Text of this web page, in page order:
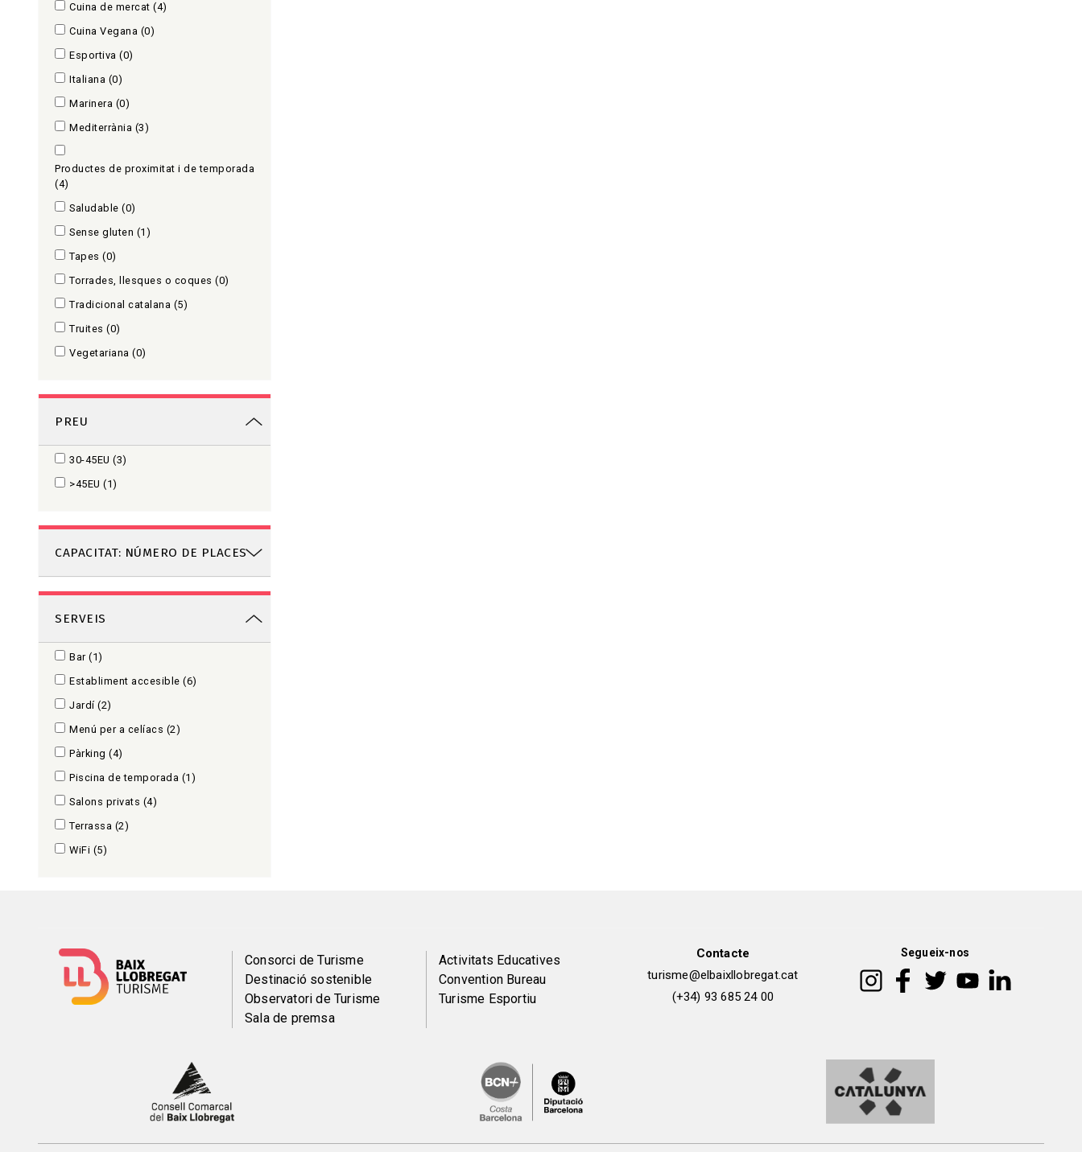
Cuina de mercat (4)
Cuina Vegana (0)
Esportiva (0)
Italiana (0)
Marinera (0)
Mediterrània (3)
Productes de proximitat i de temporada
(4)
Saludable (0)
Sense gluten (1)
Tapes (0)
Torrades, llesques o coques (0)
Tradicional catalana (5)
Truites (0)
Vegetariana (0)
PREU
30-45EU (3)
>45EU (1)
CAPACITAT: NÚMERO DE PLACES
SERVEIS
Bar (1)
Establiment accesible (6)
Jardí (2)
Menú per a celíacs (2)
Pàrking (4)
Piscina de temporada (1)
Salons privats (4)
Terrassa (2)
WiFi (5)
Menú
del
Consorci de Turisme
Destinació sostenible
Observatori de Turisme
Sala de premsa
Peu
de
Activitats Educatives
Convention Bureau
Turisme Esportiu
Contacte
turisme@elbaixllobregat.cat
(+34) 93 685 24 00
Segueix-nos